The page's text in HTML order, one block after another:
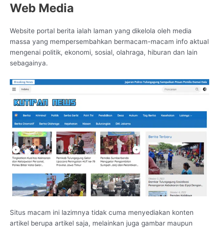
Web Media
Website portal berita ialah laman yang dikelola oleh media
massa yang mempersembahkan bermacam-macam info aktual
mengenai politik, ekonomi, sosial, olahraga, hiburan dan lain
sebagainya.
Situs macam ini lazimnya tidak cuma menyediakan konten
artikel berupa artikel saja, melainkan juga gambar maupun